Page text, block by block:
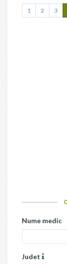
1 2 3
Nume medic
Judet